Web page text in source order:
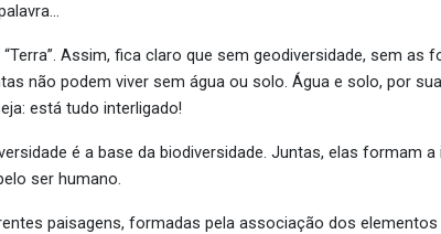
“Terra”. Assim, fica claro que sem geodiversidade, sem
não podem viver sem água ou solo. Água e solo, por
está tudo interligado!
é a base da biodiversidade. Juntas, elas formam
ser humano.
paisagens, formadas pela associação dos elementos